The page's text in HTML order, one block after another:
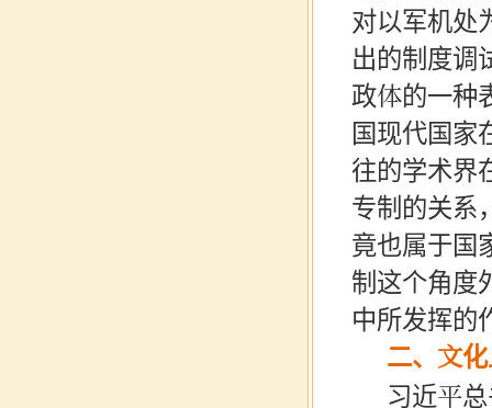
对以军机处
出的制度调
政体的一种
国现代国家
往的学术界
专制的关系
竟也属于国
制这个角度
中所发挥的
二、文
习近平